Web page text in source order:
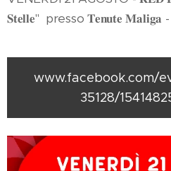
𝐒𝐭𝐞𝐥𝐥𝐞" presso 𝐓𝐞𝐧𝐮𝐭𝐞 𝐌𝐚𝐥𝐢𝐠𝐚
www.facebook.com/
35128/